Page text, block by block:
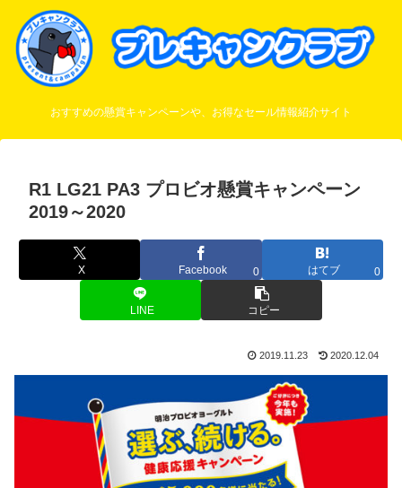
おすすめの懸賞キャンペーンや、お得なセール情報紹介サイト
R1 LG21 PA3 プロビオ懸賞キャンペーン
2019～2020
X Facebook 0 はてブ 0
LINE コピー
2019.11.23 2020.12.04